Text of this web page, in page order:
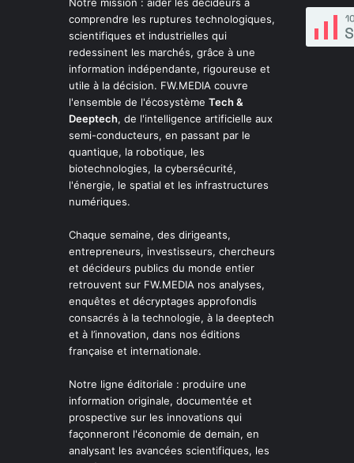
comprendre les ruptures technologiques,
scientifiques et industrielles qui
redessinent les marchés, grâce à une
information indépendante, rigoureuse et
utile à la décision. FW.MEDIA couvre
l'ensemble de l'écosystème Tech &
Deeptech, de l'intelligence artificielle aux
semi-conducteurs, en passant par le
quantique, la robotique, les
biotechnologies, la cybersécurité,
l'énergie, le spatial et les infrastructures
numériques.
Chaque semaine, des dirigeants,
entrepreneurs, investisseurs, chercheurs
et décideurs publics du monde entier
retrouvent sur FW.MEDIA nos analyses,
enquêtes et décryptages approfondis
consacrés à la technologie, à la deeptech
et à l’innovation, dans nos éditions
française et internationale.
Notre ligne éditoriale : produire une
information originale, documentée et
prospective sur les innovations qui
façonneront l'économie de demain, en
analysant les avancées scientifiques, les